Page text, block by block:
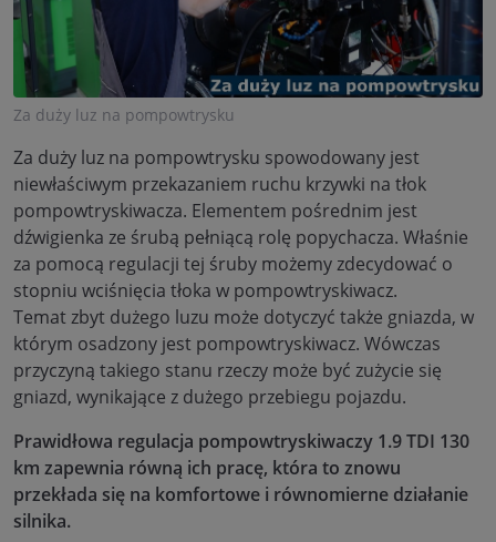
Za duży luz na pompowtrysku
Za duży luz na pompowtrysku spowodowany jest
niewłaściwym przekazaniem ruchu krzywki na tłok
pompowtryskiwacza. Elementem pośrednim jest
dźwigienka ze śrubą pełniącą rolę popychacza. Właśnie
za pomocą regulacji tej śruby możemy zdecydować o
stopniu wciśnięcia tłoka w pompowtryskiwacz.
Temat zbyt dużego luzu może dotyczyć także gniazda, w
którym osadzony jest pompowtryskiwacz. Wówczas
przyczyną takiego stanu rzeczy może być zużycie się
gniazd, wynikające z dużego przebiegu pojazdu.
Prawidłowa regulacja pompowtryskiwaczy 1.9 TDI 130
km zapewnia równą ich pracę, która to znowu
przekłada się na komfortowe i równomierne działanie
silnika.